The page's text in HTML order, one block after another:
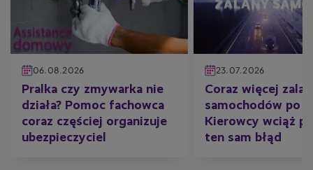
06.08.2026
Pralka czy zmywarka nie
działa? Pomoc fachowca
coraz częściej organizuje
ubezpieczyciel
23.07.2026
Coraz więcej
samochodów po
Kierowcy wciąż
ten sam błąd